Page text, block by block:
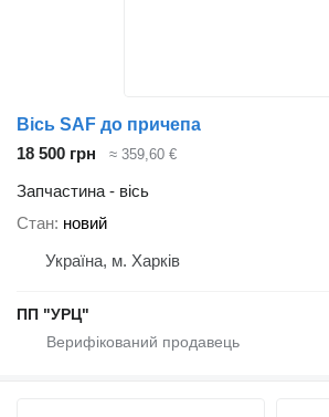
Вісь SAF до причепа
18 500 грн
≈ 359,60 €
Запчастина - вісь
Стан новий
Україна, м. Харків
ПП "УРЦ"